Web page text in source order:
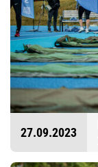
27.09.2023